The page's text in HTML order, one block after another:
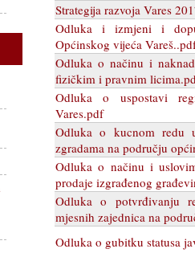
Strategija razvoja Vares
Odluka i izmjeni i
Općinskog vijeća
Odluka o načinu i
fizičkim i pravnim
Odluka o uspostavi
Vares.pdf
Odluka o kucnom redu
zgradama na području
Odluka o načinu i
prodaje izgrađenog
Odluka o potvrđivanju
mjesnih zajednica na
Odluka o gubitku statusa